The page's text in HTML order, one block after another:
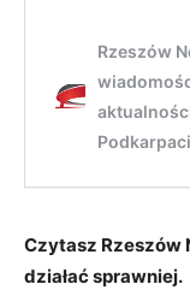
Czytasz Rzeszów
działać sprawniej.